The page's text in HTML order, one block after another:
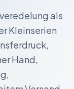
als
Kleinserien
Hand,